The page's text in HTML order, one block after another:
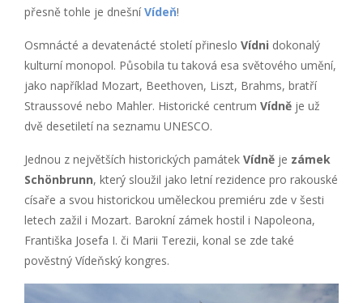
přesně tohle je dnešníVídeň!
Osmnácté a devatenácté století přineslo Vídni dokonalý
kulturní monopol. Působila tu taková esa světového umění,
jako například Mozart, Beethoven, Liszt, Brahms, bratří
Straussové nebo Mahler. Historické centrum Vídně je už
dvě desetiletí na seznamu UNESCO.
Jednou z největších historických památek Vídně je zámek
Schönbrunn, který sloužil jako letní rezidence pro rakouské
císaře a svou historickou uměleckou premiéru zde v šesti
letech zažil i Mozart. Barokní zámek hostil i Napoleona,
Františka Josefa I. či Marii Terezii, konal se zde také
pověstný Vídeňský kongres.